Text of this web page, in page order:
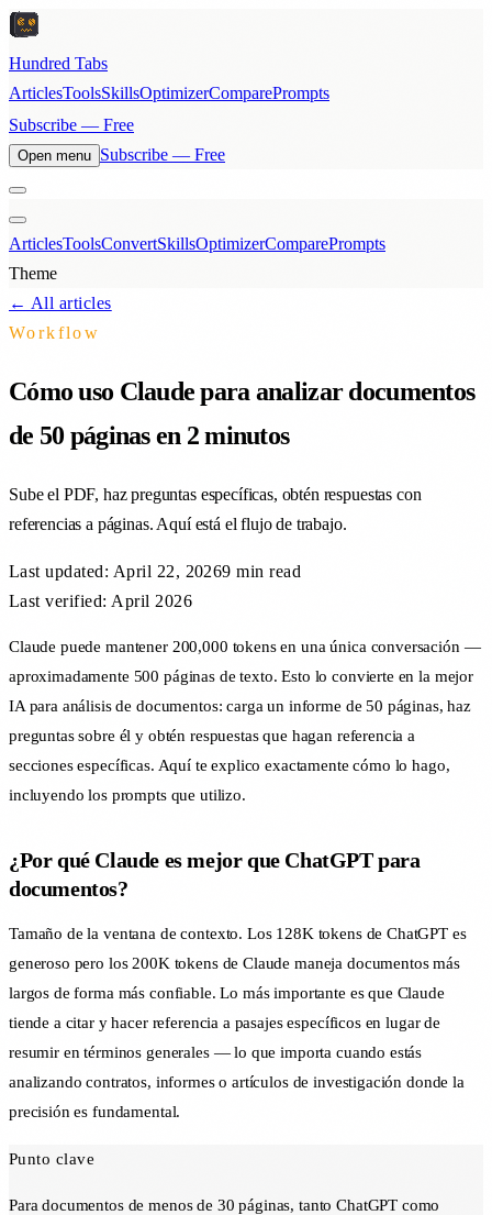
Hundred Tabs
ArticlesToolsSkillsOptimizerComparePrompts
Subscribe — Free
Open menu Subscribe — Free
ArticlesToolsConvertSkillsOptimizerComparePrompts
Theme
← All articles
Workflow
Cómo uso Claude para analizar documentos
de 50 páginas en 2 minutos
Sube el PDF, haz preguntas específicas, obtén respuestas con
referencias a páginas. Aquí está el flujo de trabajo.
Last updated: April 22, 20269 min read
Last verified: April 2026
Claude puede mantener 200,000 tokens en una única conversación —
aproximadamente 500 páginas de texto. Esto lo convierte en la mejor
IA para análisis de documentos: carga un informe de 50 páginas, haz
preguntas sobre él y obtén respuestas que hagan referencia a
secciones específicas. Aquí te explico exactamente cómo lo hago,
incluyendo los prompts que utilizo.
¿Por qué Claude es mejor que ChatGPT para
documentos?
Tamaño de la ventana de contexto. Los 128K tokens de ChatGPT es
generoso pero los 200K tokens de Claude maneja documentos más
largos de forma más confiable. Lo más importante es que Claude
tiende a citar y hacer referencia a pasajes específicos en lugar de
resumir en términos generales — lo que importa cuando estás
analizando contratos, informes o artículos de investigación donde la
precisión es fundamental.
Punto clave
Para documentos de menos de 30 páginas, tanto ChatGPT como